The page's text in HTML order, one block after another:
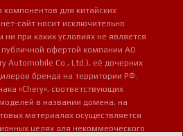
компонентов для китайских
сайт носит исключительно
при каких условиях не является
офертой компании АО
Automobile Co., Ltd.), её дочерних
бренда на территории РФ.
«Chery», соответствующих
в названии домена, на
материалах осуществляется
целях для некоммерческого